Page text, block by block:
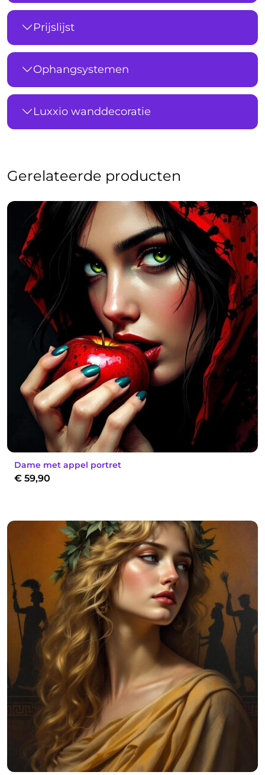
Prijslijst
Ophangsystemen
Luxxio wanddecoratie
Gerelateerde producten
Dame met appel portret
€ 59,90